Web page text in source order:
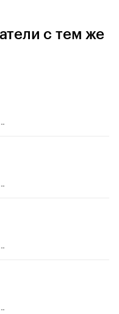
с тем же